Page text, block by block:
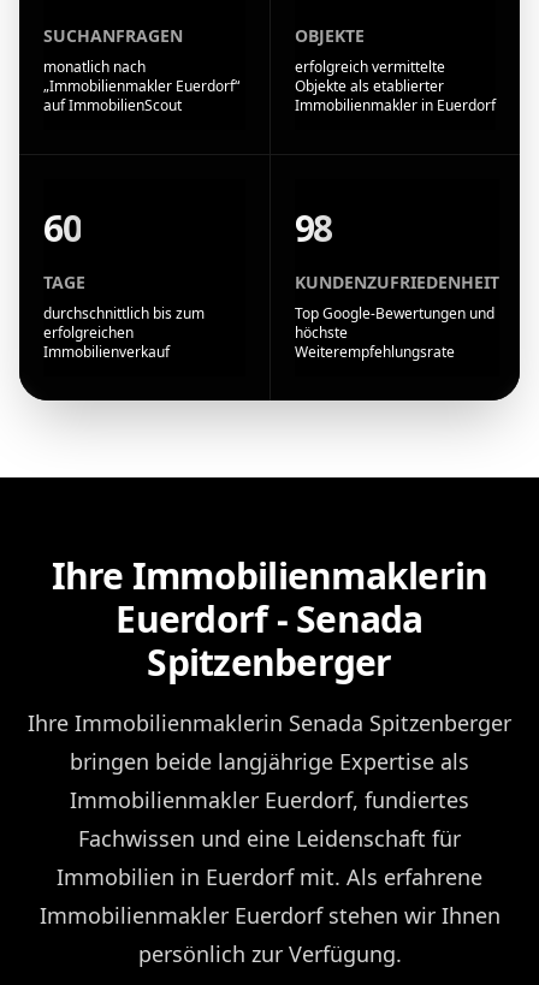
SUCHANFRAGEN
monatlich nach
„Immobilienmakler Euerdorf“
auf ImmobilienScout
OBJEKTE
erfolgreich vermittelte
Objekte als etablierter
Immobilienmakler in Euerdorf
60
TAGE
durchschnittlich bis zum
erfolgreichen
Immobilienverkauf
98
KUNDENZUFRIEDENHEIT
Top Google-Bewertungen und
höchste
Weiterempfehlungsrate
Ihre Immobilienmaklerin
Euerdorf - Senada
Spitzenberger
Ihre Immobilienmaklerin Senada Spitzenberger
bringen beide langjährige Expertise als
Immobilienmakler Euerdorf, fundiertes
Fachwissen und eine Leidenschaft für
Immobilien in Euerdorf mit. Als erfahrene
Immobilienmakler Euerdorf stehen wir Ihnen
persönlich zur Verfügung.